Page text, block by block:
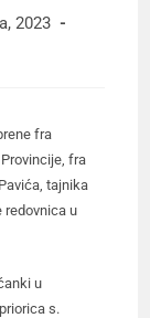
2023
fra
fra
tajnika
redovnica u
u
s.